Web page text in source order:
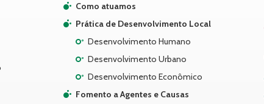
Como atuamos
Prática de Desenvolvimento Local
Desenvolvimento Humano
Desenvolvimento Urbano
Desenvolvimento Econômico
Fomento a Agentes e Causas